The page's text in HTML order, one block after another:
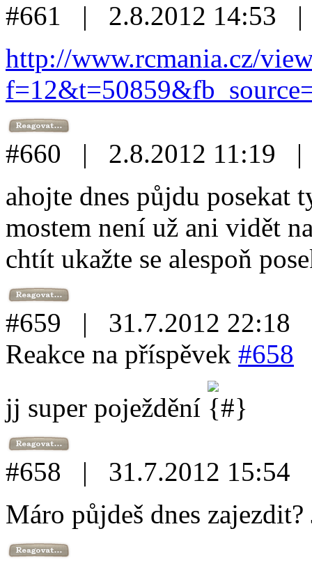
#661 | 2.8.2012
http://www.rcmania.cz/
#660 | 2.8.2012
ahojte dnes půjdu posekat
mostem není už ani vidět
chtít ukažte se alespoň
#659 | 31.7.2012
Reakce na příspěvek #658
jj super poježdění
#658 | 31.7.2012
Máro půjdeš dnes